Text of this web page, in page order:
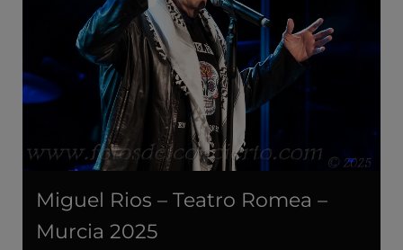
Miguel Rios – Teatro Romea –
Murcia 2025